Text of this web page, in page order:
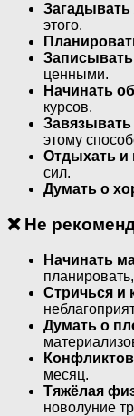
этого.
ценными.
Начинать
курсов.
этому
Отдыхать и
сил.
Думать о
❌ Не
Начинать
Стричься и
Думать о
месяц.
Тяжёлая
новолуние